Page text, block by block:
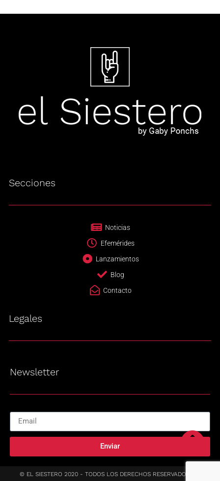
Secciones
Noticias
Efemérides
Lanzamientos
Blog
Contacto
Legales
Newsletter
Enviar
© EL SIESTERO 2020 - TODOS LOS DERECHOS RESERVADOS